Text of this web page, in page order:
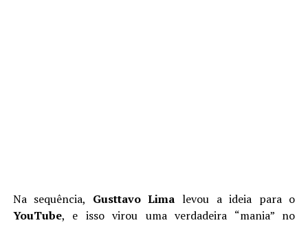
Na sequência, Gusttavo Lima levou a ideia para o
YouTube, e isso virou uma verdadeira “mania” no